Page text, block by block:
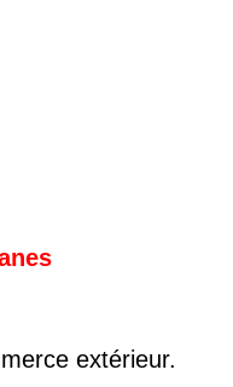
extérieur.